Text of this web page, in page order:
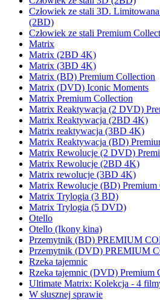
Człowiek ze stali 3D.
(2BD)
Człowiek ze stali Premium
Matrix
Matrix (2BD 4K)
Matrix (3BD 4K)
Matrix (BD) Premium Collection
Matrix (DVD) Iconic Moments
Matrix Premium Collection
Matrix Reaktywacja (2 DVD)
Matrix Reaktywacja (2BD 4K)
Matrix reaktywacja (3BD 4K)
Matrix Reaktywacja (BD)
Matrix Rewolucje (2 DVD)
Matrix Rewolucje (2BD 4K)
Matrix rewolucje (3BD 4K)
Matrix Rewolucje (BD) Premium
Matrix Trylogia (3 BD)
Matrix Trylogia (5 DVD)
Otello
Otello (Ikony kina)
Przemytnik (BD) PREMIUM
Przemytnik (DVD) PREMIUM
Rzeka tajemnic
Rzeka tajemnic (DVD) Premium
Ultimate Matrix: Kolekcja - 4
W słusznej sprawie